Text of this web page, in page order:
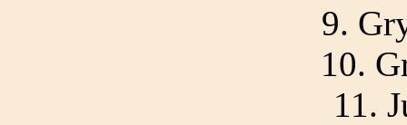
9.
10.
11.